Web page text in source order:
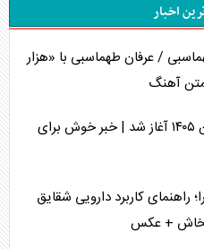
اخبار
/ عرفان طهماسبی با «هزار
آهنگ
واریز مابه‌التفاوت حقوق فروردین ۱۴۰۵ آغاز شد | خبر خوش برای
کاربرد دارویی شقایق
+ عکس